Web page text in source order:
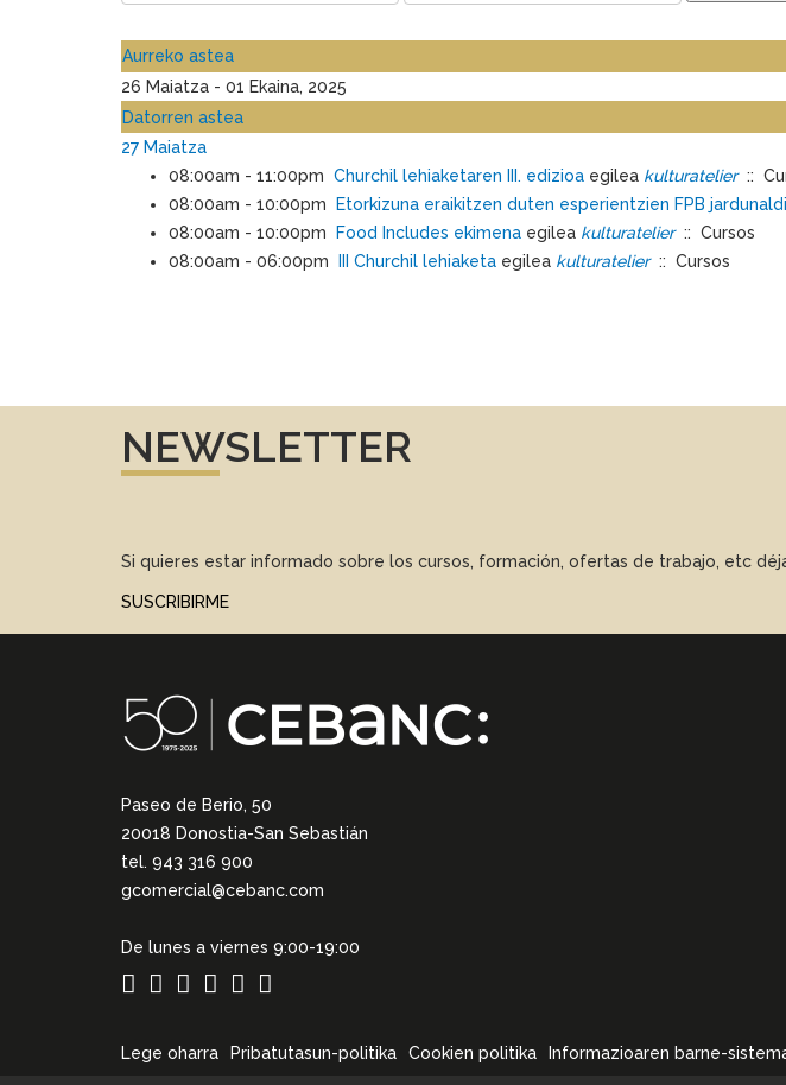
Aurreko astea
26 Maiatza - 01 Ekaina, 2025
Datorren astea
27 Maiatza
08:00am - 11:00pm Churchil lehiaketaren III. edizioa egilea kulturatelier::
08:00am - 10:00pm
Etorkizuna eraikitzen duten esperientzien FPB
08:00am - 10:00pm
Food Includes ekimena egilea kulturatelier:: Cursos
08:00am - 06:00pm
III Churchil lehiaketa egilea kulturatelier:: Cursos
NEWSLETTER
Si quieres estar informado sobre los cursos, formación, ofertas de trabajo, etc
SUSCRIBIRME
Paseo de Berio, 50
20018 Donostia-San Sebastián
tel. 943 316 900
gcomercial@cebanc.com
De lunes a viernes 9:00-19:00
Lege oharra Pribatutasun-politika Cookien politika Informazioaren barne-